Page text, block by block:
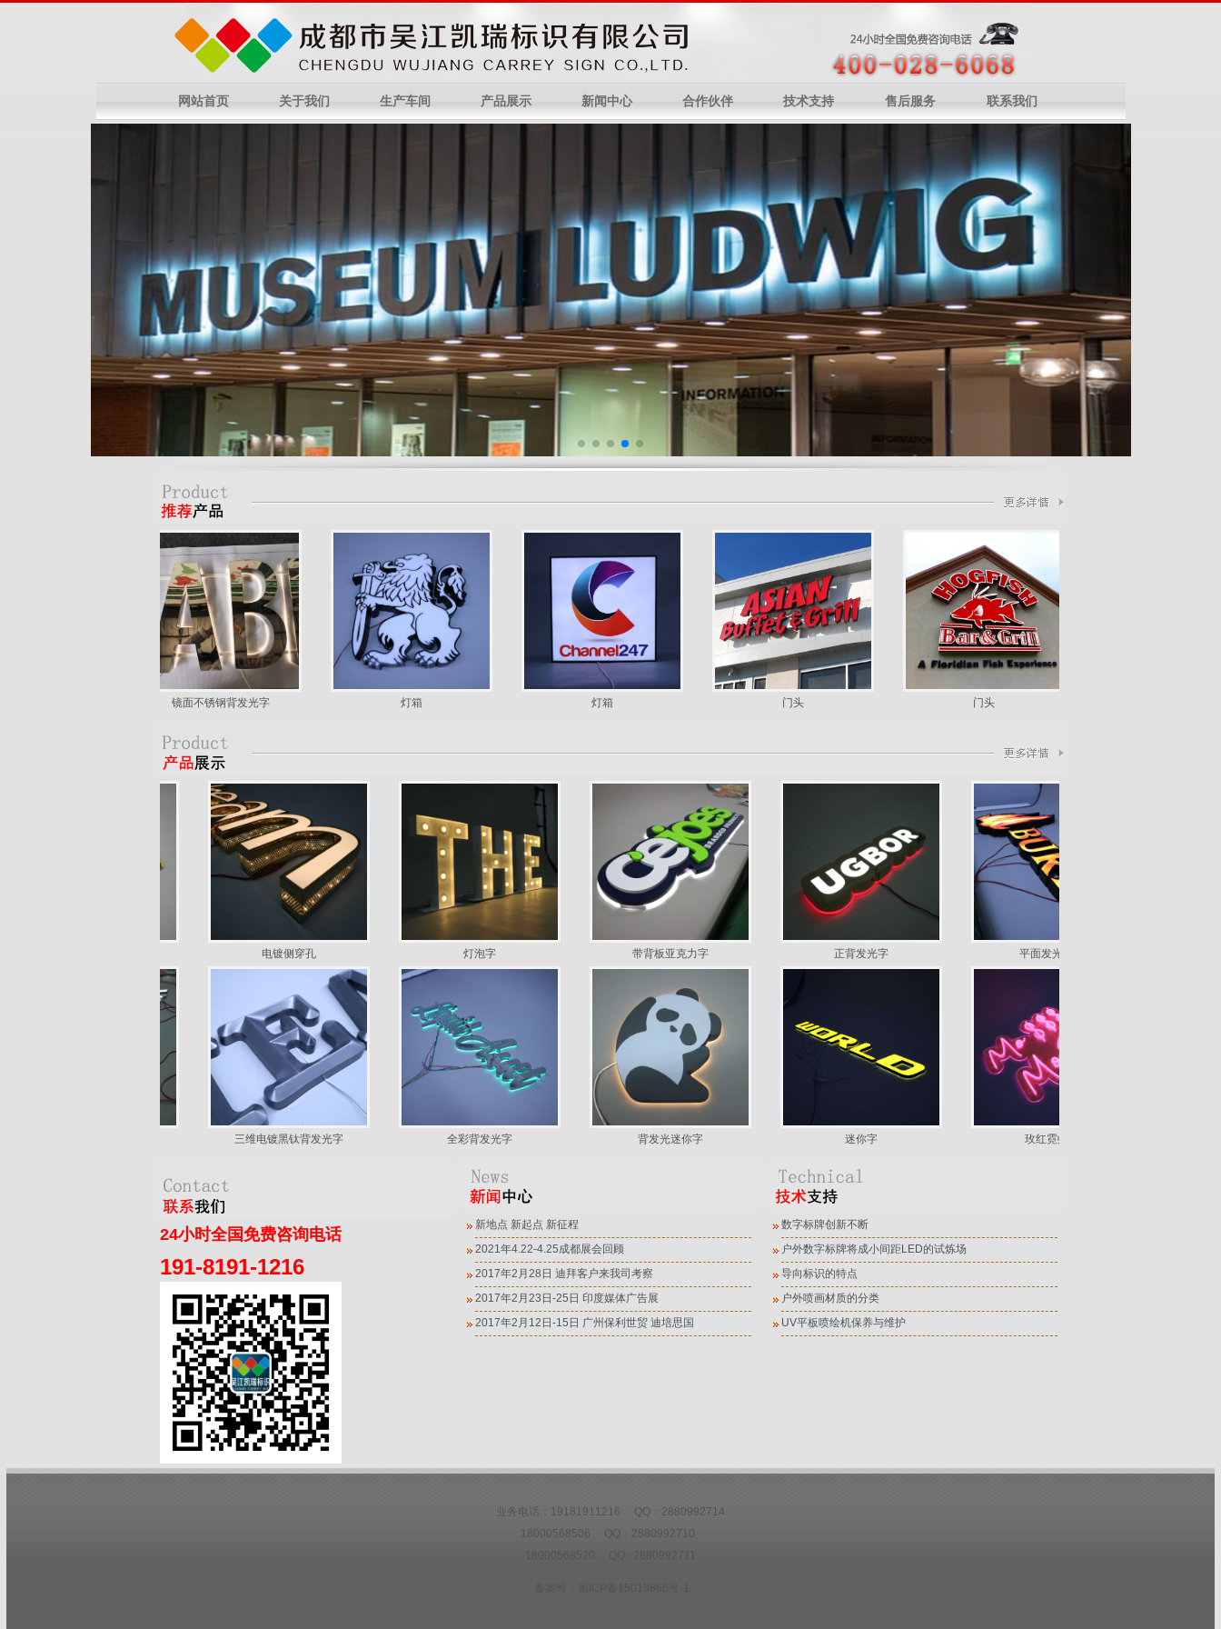
网站首页 关于我们 生产车间 产品展示 新闻中心 合作伙伴 技术支持 售后服务 联系我们
镜面不锈钢背发光字
电镀侧穿孔 灯泡字 带背板亚克力字 正背发光字 平面发光uv字
三维电镀黑钛背发光字 全彩背发光字 背发光迷你字 迷你字 玫红霓虹字
24小时全国免费咨询电话
191-8191-1216
新地点 新起点 新征程
2021年4.22-4.25成都展会回顾
2017年2月28日 迪拜客户来我司考察
2017年2月23日-25日 印度媒体广告展
2017年2月12日-15日 广州保利世贸 迪培思国
数字标牌创新不断
户外数字标牌将成小间距LED的试炼场
导向标识的特点
户外喷画材质的分类
UV平板喷绘机保养与维护
业务电话：19181911216 QQ：2880992714
18000568506 QQ：2880992710